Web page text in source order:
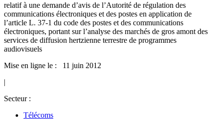
relatif à une demande d’avis de l’Autorité de régulation des
communications électroniques et des postes en application de
l’article L. 37-1 du code des postes et des communications
électroniques, portant sur l’analyse des marchés de gros amont des
services de diffusion hertzienne terrestre de programmes
audiovisuels
Mise en ligne le : 11 juin 2012
|
Secteur :
Télécoms